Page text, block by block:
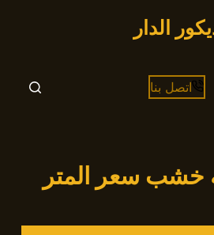
الدار
اتصل بنا
خشب سعر المتر